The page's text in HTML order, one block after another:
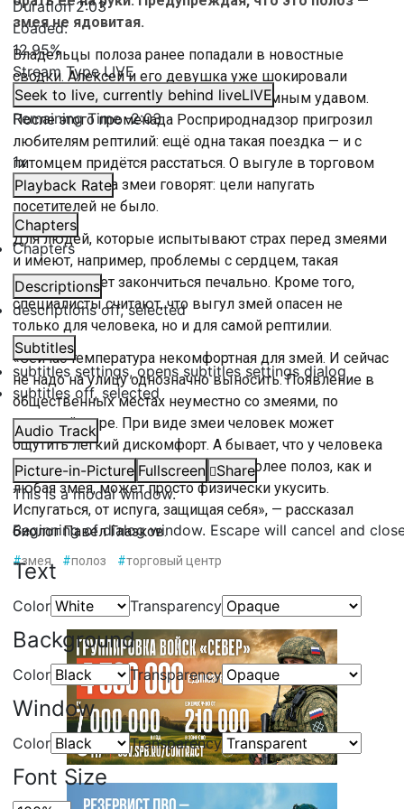
Duration2:03
Loaded:
12.95%
Stream TypeLIVE
Seek to live, currently behind liveLIVE
Remaining Time-2:03
1x
Playback Rate
Chapters
Chapters
Descriptions
descriptions off, selected
Subtitles
subtitles settings, opens subtitles settings dialog
subtitles off, selected
Audio Track
Picture-in-Picture Fullscreen
Share
This is a modal window.
Beginning of dialog window. Escape will cancel and
Text
Color Transparency
Background
Color Transparency
Window
Color Transparency
Font Size
змея не ядовитая.
Владельцы полоза ранее попадали в новостные
сводки. Алексей и его девушка уже шокировали
петербуржцев. Ездили в метро с огромным удавом.
После этого променада Росприроднадзор пригрозил
любителям рептилий: ещё одна такая поездка — и с
питомцем придётся расстаться. О выгуле в торговом
центре хозяева змеи говорят: цели напугать
посетителей не было.
Для людей, которые испытывают страх перед змеями
и имеют, например, проблемы с сердцем, такая
встреча может закончиться печально. Кроме того,
специалисты считают, что выгул змей опасен не
только для человека, но и для самой рептилии.
«Сейчас температура некомфортная для змей. И сейчас
не надо на улицу однозначно выносить. Появление в
общественных местах неуместно со змеями, по
меньшей мере. При виде змеи человек может
ощутить лёгкий дискомфорт. А бывает, что у человека
появляется панический страх. Тем более полоз, как и
любая змея, может просто физически укусить.
Испугаться, от испуга, защищая себя», — рассказал
биолог Павел Глазков.
#змея #полоз #торговый центр